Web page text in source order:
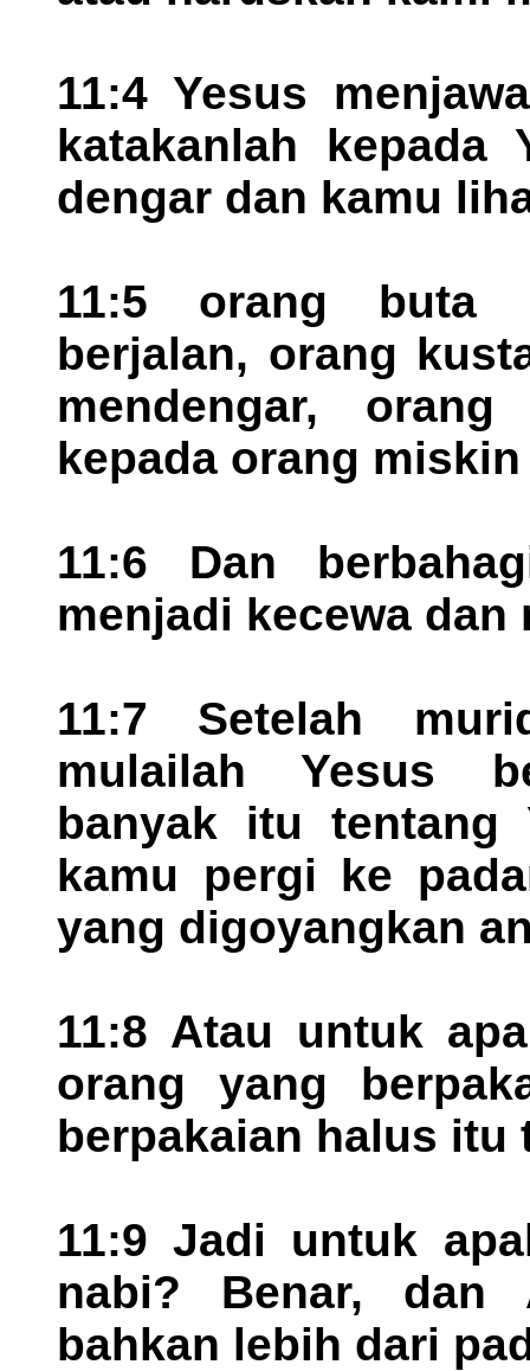
11:4 Yesus
katakanlah kepada
dengar dan kamu
11:5 orang buta
berjalan, orang
mendengar,
kepada orang
11:6 Dan
menjadi kecewa dan
11:7 Setelah
mulailah Yesus
banyak itu tentang
kamu pergi ke
yang digoyangkan
11:8 Atau untuk
orang yang
berpakaian halus itu
11:9 Jadi untuk
nabi? Benar, dan
bahkan lebih dari